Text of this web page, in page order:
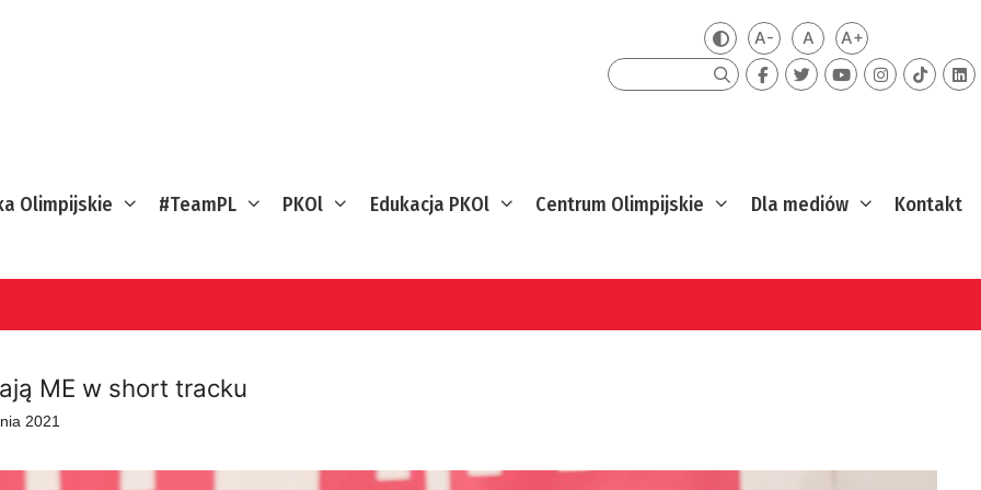
Zmień kontrast
A-Mniejsza czcionka
ADomyślna czcionka
A+Większa
Szukaj
Olimpijskie #TeamPL PKOl Edukacja PKOl Centrum Olimpijskie Dla mediów Kontakt
ME w short tracku
2021